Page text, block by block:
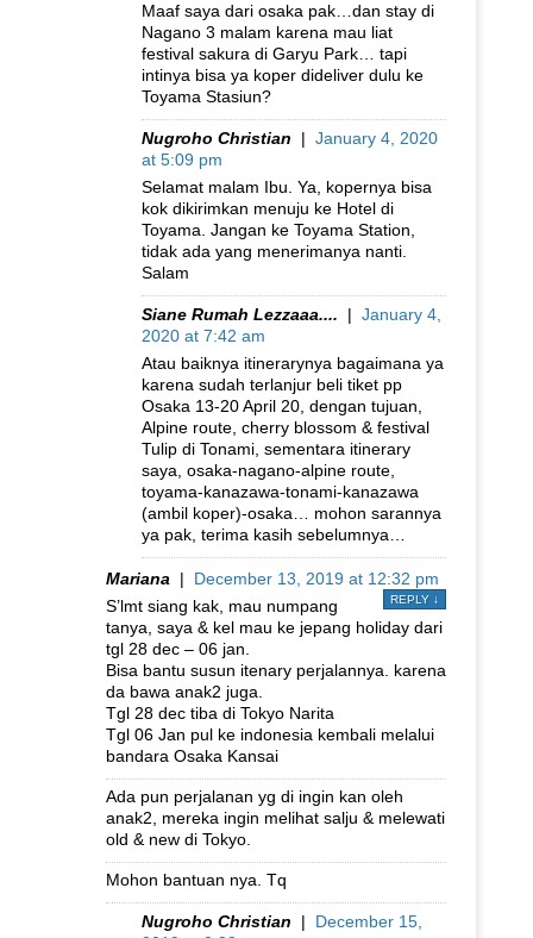
Maaf saya dari osaka pak…dan stay di
Nagano 3 malam karena mau liat
festival sakura di Garyu Park… tapi
intinya bisa ya koper dideliver dulu ke
Toyama Stasiun?
Nugroho Christian | January 4, 2020
at 5:09 pm
Selamat malam Ibu. Ya, kopernya bisa
kok dikirimkan menuju ke Hotel di
Toyama. Jangan ke Toyama Station,
tidak ada yang menerimanya nanti.
Salam
Siane Rumah Lezzaaa.... | January 4,
2020 at 7:42 am
Atau baiknya itinerarynya bagaimana ya
karena sudah terlanjur beli tiket pp
Osaka 13-20 April 20, dengan tujuan,
Alpine route, cherry blossom & festival
Tulip di Tonami, sementara itinerary
saya, osaka-nagano-alpine route,
toyama-kanazawa-tonami-kanazawa
(ambil koper)-osaka… mohon sarannya
ya pak, terima kasih sebelumnya…
Mariana | December 13, 2019 at 12:32 pm
REPLY ↓
S’lmt siang kak, mau numpang
tanya, saya & kel mau ke jepang holiday dari
tgl 28 dec – 06 jan.
Bisa bantu susun itenary perjalannya. karena
da bawa anak2 juga.
Tgl 28 dec tiba di Tokyo Narita
Tgl 06 Jan pul ke indonesia kembali melalui
bandara Osaka Kansai
Ada pun perjalanan yg di ingin kan oleh
anak2, mereka ingin melihat salju & melewati
old & new di Tokyo.
Mohon bantuan nya. Tq
Nugroho Christian | December 15,